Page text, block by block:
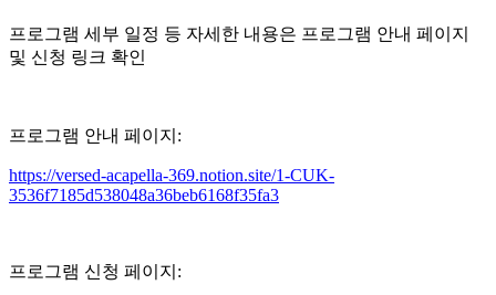
프로그램 세부 일정 등 자세한 내용은 프로그램 안내 페이지
및 신청 링크 확인
프로그램 안내 페이지 :
https://versed-acapella-369.notion.site/1-CUK-
3536f7185d538048a36beb6168f35fa3
프로그램 신청 페이지 :